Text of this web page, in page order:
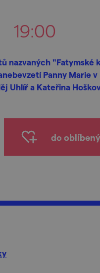
19:00
nazvaných "Fatymské
Panny Marie v
Uhlíř a Kateřina
do